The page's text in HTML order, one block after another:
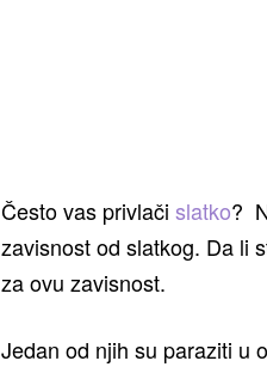
Često vas privlači slatko?
zavisnost od slatkog. Da li
za ovu zavisnost.
Jedan od njih su paraziti u